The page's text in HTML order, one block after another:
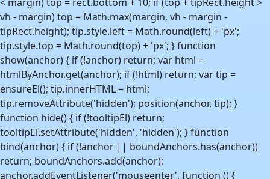
vh - margin) top = Math.max(margin, vh - margin -
tipRect.height); tip.style.left = Math.round(left) + 'px';
tip.style.top = Math.round(top) + 'px'; } function
show(anchor) { if (!anchor) return; var html =
htmlByAnchor.get(anchor); if (!html) return; var tip =
ensureEl(); tip.innerHTML = html;
tip.removeAttribute('hidden'); position(anchor, tip); }
function hide() { if (!tooltipEl) return;
tooltipEl.setAttribute('hidden', 'hidden'); } function
bind(anchor) { if (!anchor || boundAnchors.has(anchor))
return; boundAnchors.add(anchor);
anchor.addEventListener('mouseenter', function () {